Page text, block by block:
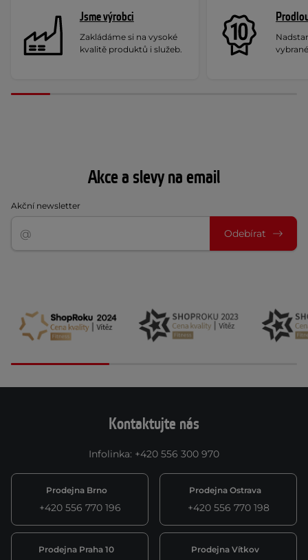
Jsme výrobci
Zakládáme si na vysoké
kvalitě produktů i služeb.
Akce a slevy na email
Akční newsletter
Odebírat
Kontaktujte nás
Infolinka: +420 556 300 970
Prodejna Brno
+420 556 770 196
Prodejna Ostrava
+420 556 770 198
Prodejna Praha 10 Prodejna Vítkov